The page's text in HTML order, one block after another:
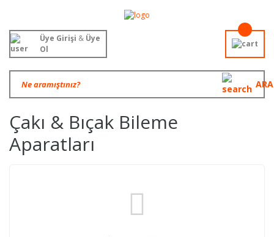
ARA
Üye Girişi &Üye
Ol
Çakı & Bıçak Bileme
Aparatları